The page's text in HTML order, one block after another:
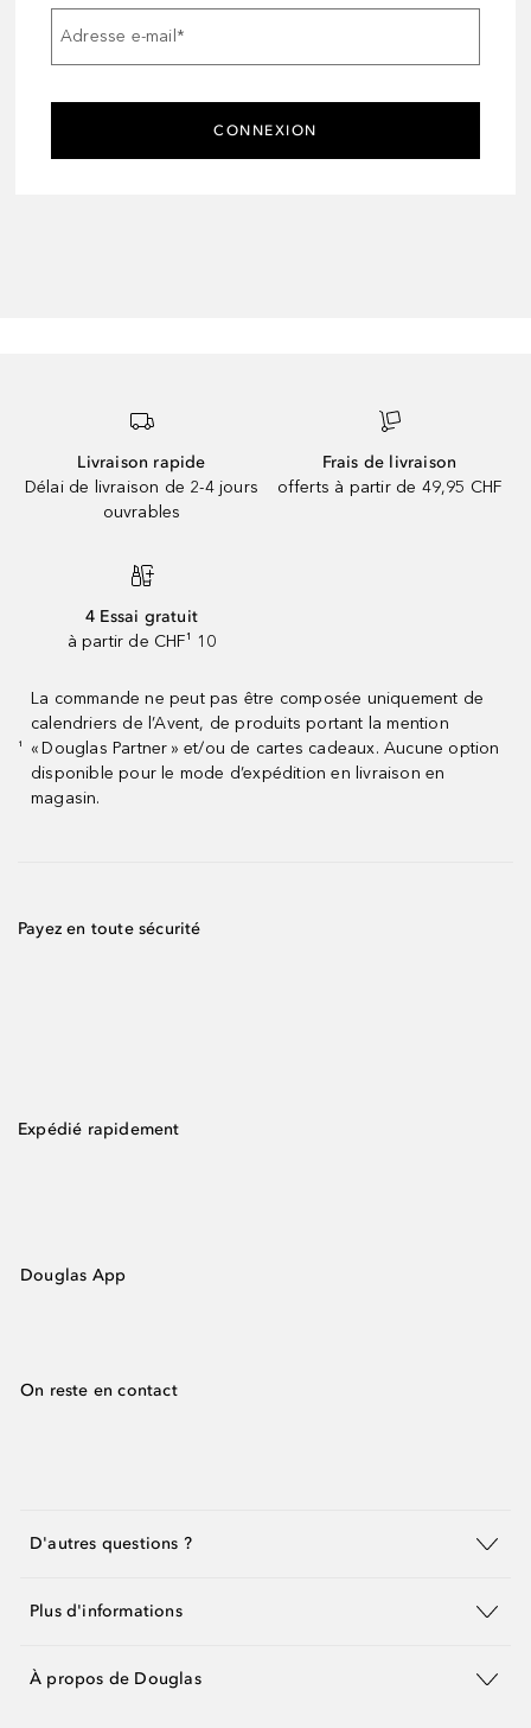
Adresse e-mail*
CONNEXION
Livraison rapide
Délai de livraison de 2-4 jours
ouvrables
Frais de livraison
offerts à partir de 49,95 CHF
4 Essai gratuit
à partir de CHF¹ 10
¹
La commande ne peut pas être composée uniquement de
calendriers de l’Avent, de produits portant la mention
« Douglas Partner » et/ou de cartes cadeaux. Aucune option
disponible pour le mode d’expédition en livraison en
magasin.
Payez en toute sécurité
Expédié rapidement
Douglas App
On reste en contact
D'autres questions ?
Plus d'informations
À propos de Douglas